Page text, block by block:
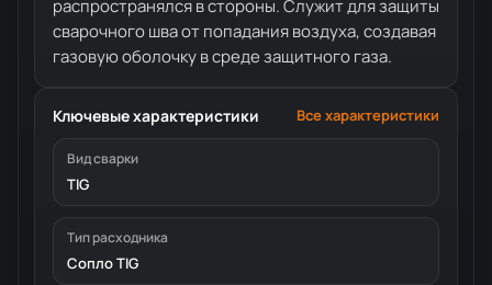
распространялся в стороны. Служит для защиты
сварочного шва от попадания воздуха, создавая
газовую оболочку в среде защитного газа.
Ключевые характеристики Все характеристики
Вид сварки
TIG
Тип расходника
Сопло TIG